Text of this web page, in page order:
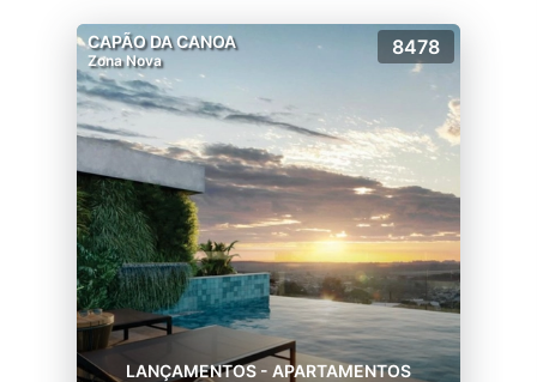
CAPÃO DA CANOA
Zona Nova
8478
LANÇAMENTOS - APARTAMENTOS